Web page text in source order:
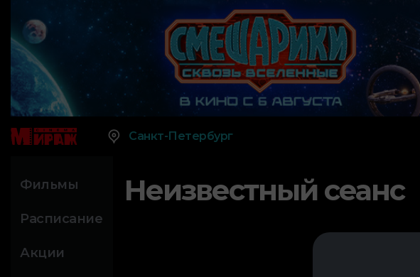
Санкт-Петербург
Фильмы
Расписание
Акции
Неизвестный сеанс